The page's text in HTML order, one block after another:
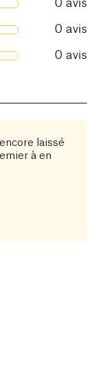
0 avis
0 avis
0 avis
laissé
à en